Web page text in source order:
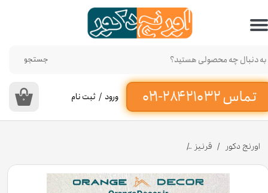
تماس ۳۲ ۲۱۰ ۲۸۴-۰۲۱‌
جستجو
۰ ورود / ثبت نام
حساب کاربری من
تغییر گذر واژه
سفارشات
خروج از حساب کاربری
اورنج دکور قرنیز